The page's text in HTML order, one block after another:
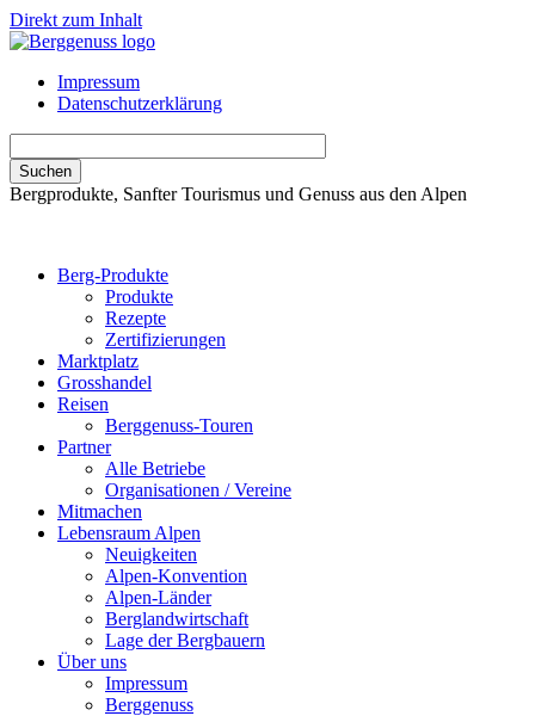
Direkt zum Inhalt
Impressum
Datenschutzerklärung
Bergprodukte, Sanfter Tourismus und Genuss aus den Alpen
Berg-Produkte
Produkte
Rezepte
Zertifizierungen
Marktplatz
Grosshandel
Reisen
Berggenuss-Touren
Partner
Alle Betriebe
Organisationen / Vereine
Mitmachen
Lebensraum Alpen
Neuigkeiten
Alpen-Konvention
Alpen-Länder
Berglandwirtschaft
Lage der Bergbauern
Über uns
Impressum
Berggenuss